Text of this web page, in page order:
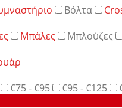
Βόλτα
Μπάλες Μπλούζες
€75 - €95 €95 - €125